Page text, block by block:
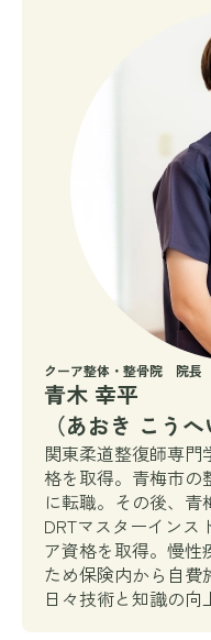
クーア整体・整骨院 院長
青木 幸平
（あおき こうへ
関東柔道整復師専
格を取得。青梅市の
に転職。その後、青
DRTマスターインス
ア資格を取得。慢性
ため保険内から自費
日々技術と知識の向